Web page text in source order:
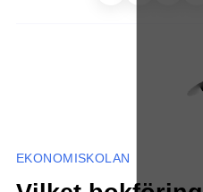
EKONOMISKOLAN